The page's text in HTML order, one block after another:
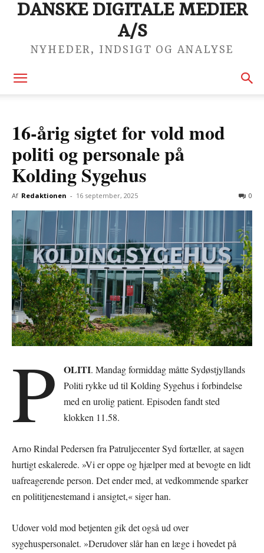
DANSKE DIGITALE MEDIER
A/S
NYHEDER, INDSIGT OG ANALYSE
16-årig sigtet for vold mod
politi og personale på
Kolding Sygehus
Af Redaktionen - 16 september, 2025 0
P OLITI. Mandag formiddag måtte Sydøstjyllands
Politi rykke ud til Kolding Sygehus i forbindelse
med en urolig patient. Episoden fandt sted
klokken 11.58.
Arno Rindal Pedersen fra Patruljecenter Syd fortæller, at sagen
hurtigt eskalerede. »Vi er oppe og hjælper med at bevogte en lidt
uafreagerende person. Det ender med, at vedkommende sparker
en polititjenestemand i ansigtet,« siger han.
Udover vold mod betjenten gik det også ud over
sygehuspersonalet. »Derudover slår han en læge i hovedet på